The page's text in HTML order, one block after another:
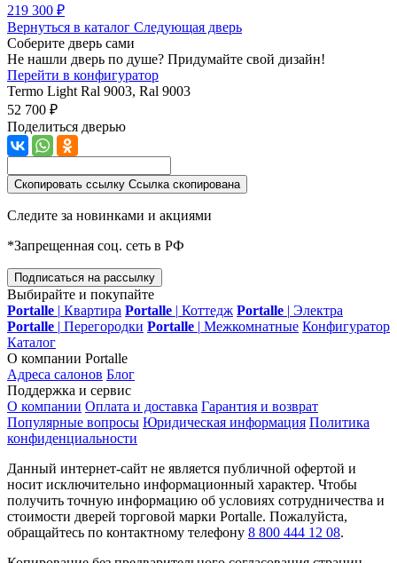
219 300 ₽
Вернуться в каталог Следующая дверь
Соберите дверь сами
Не нашли дверь по душе? Придумайте свой дизайн!
Перейти в конфигуратор
Termo Light Ral 9003, Ral 9003
52 700 ₽
Поделиться дверью
Скопировать ссылку Ссылка скопирована
Следите за новинками и акциями
*Запрещенная соц. сеть в РФ
Подписаться на рассылку
Выбирайте и покупайте
Portalle | Квартира Portalle | Коттедж Portalle | Электра
Portalle | Перегородки Portalle | Межкомнатные Конфигуратор
Каталог
О компании Portalle
Адреса салонов Блог
Поддержка и сервис
О компании Оплата и доставка Гарантия и возврат
Популярные вопросы Юридическая информация Политика
конфиденциальности
Данный интернет-сайт не является публичной офертой и
носит исключительно информационный характер. Чтобы
получить точную информацию об условиях сотрудничества и
стоимости дверей торговой марки Portalle. Пожалуйста,
обращайтесь по контактному телефону 8 800 444 12 08.